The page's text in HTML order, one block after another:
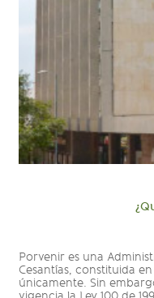
Porvenir es una
Cesantías, constituida
únicamente. Sin